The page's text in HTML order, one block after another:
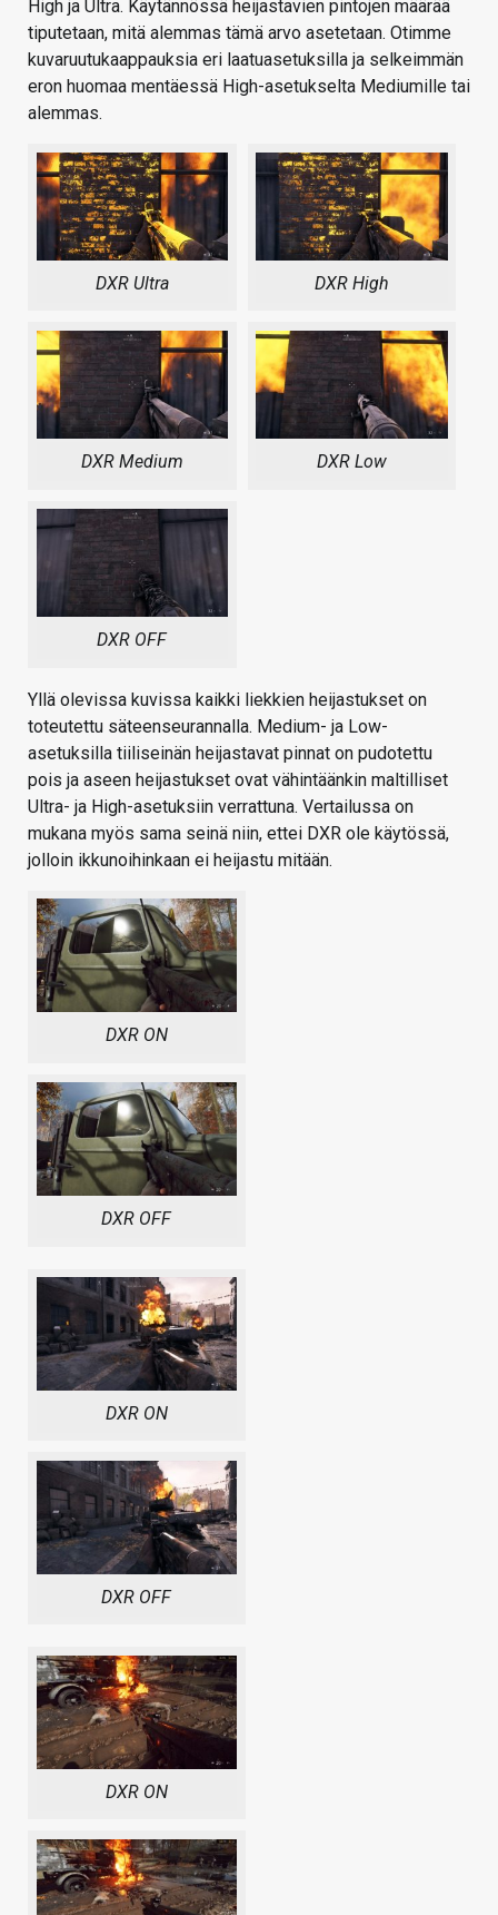
High ja Ultra. Käytännössä heijastavien pintojen määrää
tiputetaan, mitä alemmas tämä arvo asetetaan. Otimme
kuvaruutukaappauksia eri laatuasetuksilla ja selkeimmän
eron huomaa mentäessä High-asetukselta Mediumille tai
alemmas.
DXR Ultra DXR High
DXR Medium DXR Low
DXR OFF
Yllä olevissa kuvissa kaikki liekkien heijastukset on
toteutettu säteenseurannalla. Medium- ja Low-
asetuksilla tiiliseinän heijastavat pinnat on pudotettu
pois ja aseen heijastukset ovat vähintäänkin maltilliset
Ultra- ja High-asetuksiin verrattuna. Vertailussa on
mukana myös sama seinä niin, ettei DXR ole käytössä,
jolloin ikkunoihinkaan ei heijastu mitään.
DXR ON
DXR OFF
DXR ON
DXR OFF
DXR ON